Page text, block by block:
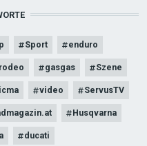
Sport enduro
gasgas Szene
video ServusTV
Husqvarna
ducati